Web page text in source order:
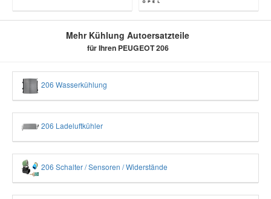
Mehr Kühlung Autoersatzteile
für Ihren PEUGEOT 206
206 Wasserkühlung
206 Ladeluftkühler
206 Schalter / Sensoren / Widerstände